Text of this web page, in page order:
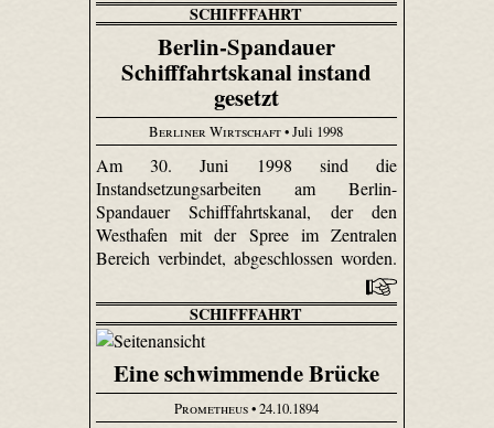
SCHIFFFAHRT
Berlin-Spandauer
Schifffahrtskanal instand
gesetzt
Berliner Wirtschaft• Juli 1998
Am 30. Juni 1998 sind die
Instandsetzungsarbeiten am Berlin-
Spandauer Schifffahrtskanal, der den
Westhafen mit der Spree im Zentralen
Bereich verbindet, abgeschlossen worden.
SCHIFFFAHRT
Eine schwimmende Brücke
Prometheus• 24.10.1894